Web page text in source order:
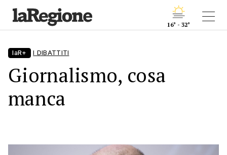
16° - 32°
laR+ I DIBATTITI
Giornalismo, cosa
manca